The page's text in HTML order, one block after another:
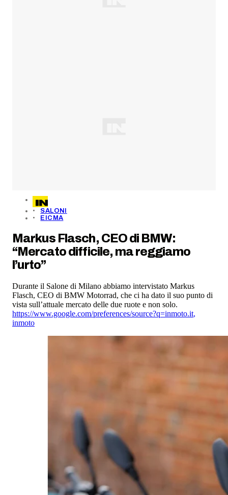
SALONI
EICMA
Markus Flasch, CEO di BMW:
“Mercato difficile, ma reggiamo
l’urto”
Durante il Salone di Milano abbiamo intervistato Markus
Flasch, CEO di BMW Motorrad, che ci ha dato il suo punto di
vista sull’attuale mercato delle due ruote e non solo.
https://www.google.com/preferences/source?q=inmoto.it,
inmoto